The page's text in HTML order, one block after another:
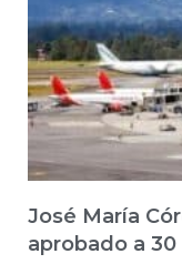
José María
aprobado a 30